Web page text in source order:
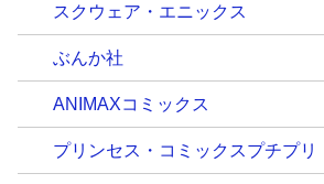
スクウェア・エニックス
ぶんか社
ANIMAXコミックス
プリンセス・コミックスプチプリ